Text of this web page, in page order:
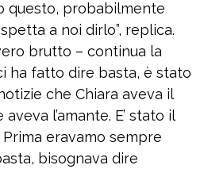
questo, probabilmente
a noi dirlo”, replica.
brutto – continua la
ha fatto dire basta, è stato
che Chiara aveva il
l’amante. E’ stato il
eravamo sempre
bisognava dire